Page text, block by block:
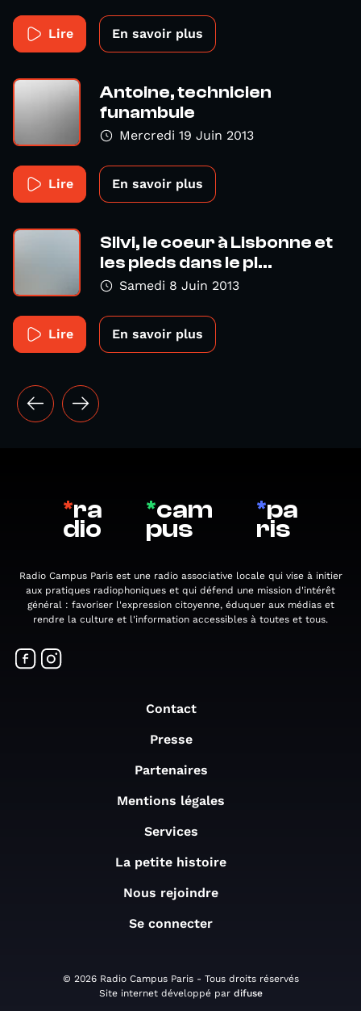
Lire En savoir plus
Antoine, technicien
funambule
Mercredi 19 Juin 2013
Lire En savoir plus
Silvi, le coeur à Lisbonne et
les pieds dans le pl...
Samedi 8 Juin 2013
Lire En savoir plus
*ra
dio
*cam
pus
*pa
ris
Radio Campus Paris est une radio associative locale qui vise à initier
aux pratiques radiophoniques et qui défend une mission d'intérêt
général : favoriser l'expression citoyenne, éduquer aux médias et
rendre la culture et l'information accessibles à toutes et tous.
Contact
Presse
Partenaires
Mentions légales
Services
La petite histoire
Nous rejoindre
Se connecter
© 2026 Radio Campus Paris - Tous droits réservés
Site internet développé par difuse